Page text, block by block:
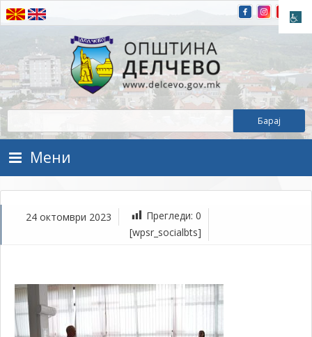
Прескокнете на содржината
Општина Делчево
Општина Делчево
Мени
24 октомври 2023 Прегледи: 0
[wpsr_socialbts]